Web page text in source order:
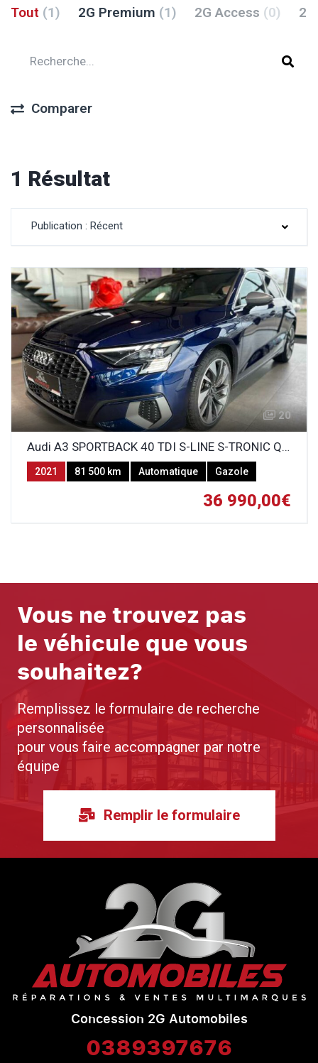
Tout (1) 2G Premium (1) 2G Access (0)
Comparer
1 Résultat
Publication : Récent
20
Audi A3 SPORTBACK 40 TDI S-LINE S-TRONIC QUATTRO
36 990,00€
2021 81 500 km Automatique Gazole
Vous ne trouvez pas
le véhicule que vous
souhaitez?
Remplissez le formulaire de recherche
personnalisée
pour vous faire accompagner par notre
équipe
Remplir le formulaire
Concession 2G Automobiles
0389397676